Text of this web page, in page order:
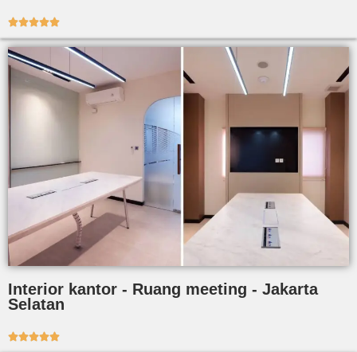

Interior kantor - Ruang meeting - Jakarta
Selatan
